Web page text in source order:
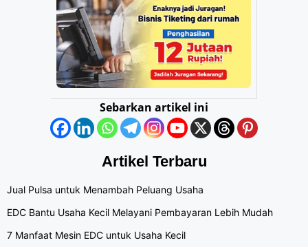
Sebarkan artikel ini
Artikel Terbaru
Jual Pulsa untuk Menambah Peluang Usaha
EDC Bantu Usaha Kecil Melayani Pembayaran Lebih Mudah
7 Manfaat Mesin EDC untuk Usaha Kecil